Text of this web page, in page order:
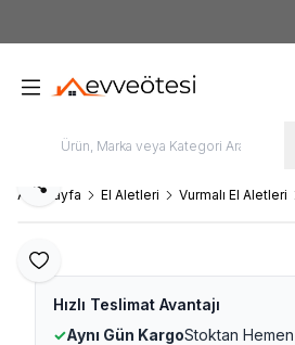
Ana Sayfa El Aletleri Vurmalı El Aletleri
Favoriye Ekle
Paylaş
Hızlı Teslimat Avantajı
✓Aynı Gün KargoStoktan